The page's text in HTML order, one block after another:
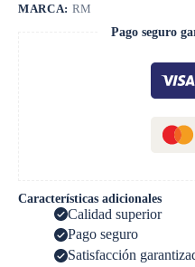
MARCA: RM
Pago seguro
Características adicionales
Calidad superior
Pago seguro
Satisfacción